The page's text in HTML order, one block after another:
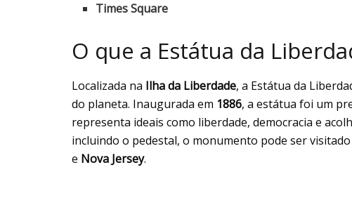
Times Square
O que a Estátua da
Localizada na Ilha da Liberdade, a Estátua da
do planeta. Inaugurada em 1886, a estátua foi um
representa ideais como liberdade, democracia e
incluindo o pedestal, o monumento pode ser
e Nova Jersey.